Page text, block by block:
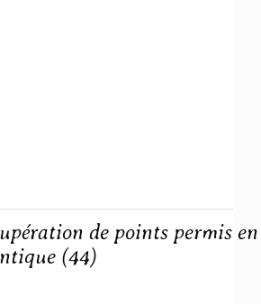
de points permis en
(44)